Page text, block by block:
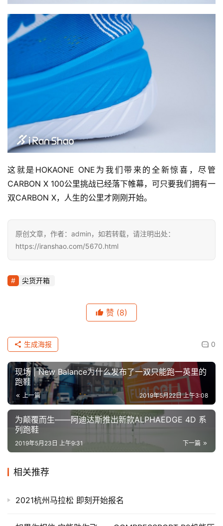
这就是HOKAONE ONE为我们带来的全新惊喜，尽管
CARBON X 100公里挑战已经落下帷幕，可只要我们拥有一
双CARBON X，人生的公里才刚刚开始。
原创文章，作者：admin，如若转载，请注明出处：
https://iranshao.com/5670.html
尖货开箱
赞 (8)
0
生成海报
现场 | New Balance为什么发布了一双只能跑一英里的
跑鞋
上一篇 2019年5月22日 上午3:08
为颠覆而生——阿迪达斯推出新款ALPHAEDGE 4D 系
列跑鞋
下一篇
2019年5月23日 上午9:31
相关推荐
2021杭州马拉松 即刻开始报名